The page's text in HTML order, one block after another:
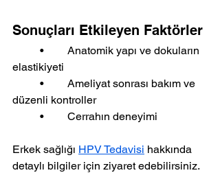
Sonuçları Etkileyen Faktörler
elastikiyeti
düzenli kontroller
	•	Cerrahın deneyimi
Erkek sağlığı HPV Tedavisi hakkında
detaylı bilgiler için ziyaret edebilirsiniz.